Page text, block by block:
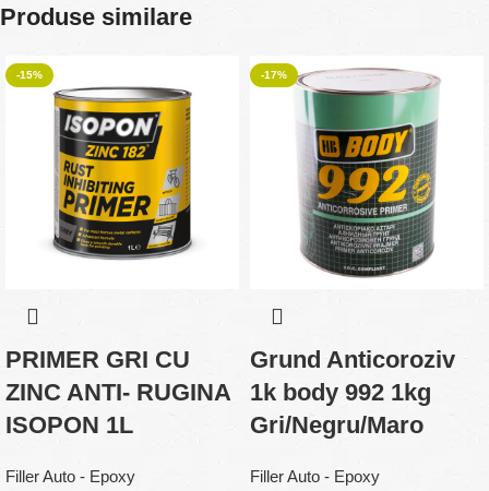
Produse similare
-15%
PRIMER GRI CU
ZINC ANTI- RUGINA
ISOPON 1L
Filler Auto - Epoxy
-17%
Grund Anticoroziv
1k body 992 1kg
Gri/Negru/Maro
Filler Auto - Epoxy